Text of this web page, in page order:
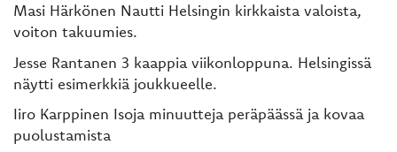
Masi Härkönen Nautti Helsingin kirkkaista valoista,
voiton takuumies.
Jesse Rantanen 3 kaappia viikonloppuna. Helsingissä
näytti esimerkkiä joukkueelle.
Iiro Karppinen Isoja minuutteja peräpäässä ja kovaa
puolustamista